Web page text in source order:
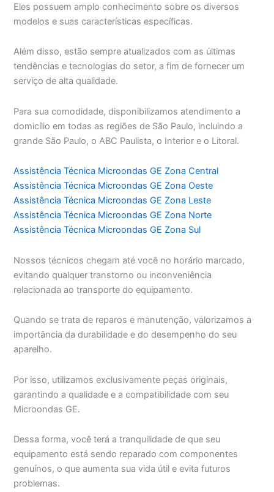
Eles possuem amplo conhecimento sobre os diversos
modelos e suas características específicas.
Além disso, estão sempre atualizados com as últimas
tendências e tecnologias do setor, a fim de fornecer um
serviço de alta qualidade.
Para sua comodidade, disponibilizamos atendimento a
domicílio em todas as regiões de São Paulo, incluindo a
grande São Paulo, o ABC Paulista, o Interior e o Litoral.
Assistência Técnica Microondas GE Zona Central
Assistência Técnica Microondas GE Zona Oeste
Assistência Técnica Microondas GE Zona Leste
Assistência Técnica Microondas GE Zona Norte
Assistência Técnica Microondas GE Zona Sul
Nossos técnicos chegam até você no horário marcado,
evitando qualquer transtorno ou inconveniência
relacionada ao transporte do equipamento.
Quando se trata de reparos e manutenção, valorizamos a
importância da durabilidade e do desempenho do seu
aparelho.
Por isso, utilizamos exclusivamente peças originais,
garantindo a qualidade e a compatibilidade com seu
Microondas GE.
Dessa forma, você terá a tranquilidade de que seu
equipamento está sendo reparado com componentes
genuínos, o que aumenta sua vida útil e evita futuros
problemas.